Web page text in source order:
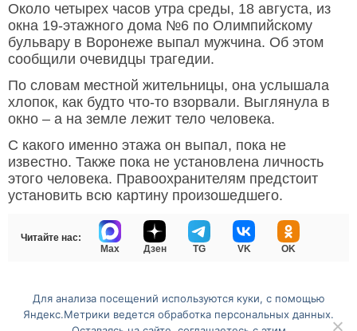
Около четырех часов утра среды, 18 августа, из
окна 19-этажного дома №6 по Олимпийскому
бульвару в Воронеже выпал мужчина. Об этом
сообщили очевидцы трагедии.
По словам местной жительницы, она услышала
хлопок, как будто что-то взорвали. Выглянула в
окно – а на земле лежит тело человека.
С какого именно этажа он выпал, пока не
известно. Также пока не установлена личность
этого человека. Правоохранителям предстоит
установить всю картину произошедшего.
Читайте нас:
Max
Дзен TG VK OK
Перейти на полную версию сайта
Для анализа посещений используются куки, с помощью
Яндекс.Метрики ведется обработка персональных данных.